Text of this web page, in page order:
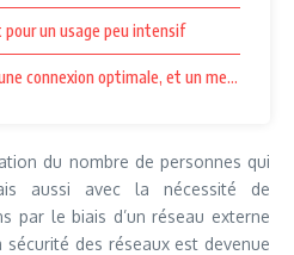
un usage peu intensif
connexion optimale, et un meilleur
du nombre de personnes qui
aussi avec la nécessité de
par le biais d’un réseau externe
des réseaux est devenue